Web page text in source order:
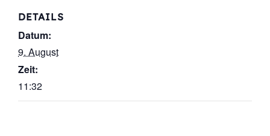
DETAILS
Datum:
9. August
Zeit:
11:32